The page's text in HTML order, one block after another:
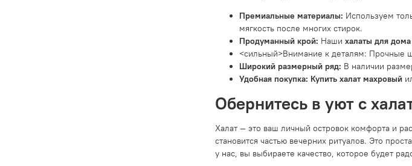
Премиальные материалы: Используем
мягкость после многих стирок.
Продуманный крой: Наши халаты для дома
<сильный>Внимание к деталям: Прочные
Широкий размерный ряд: В наличии
Удобная покупка: Купить халат махровый
Обернитесь в уют с
Халат — это ваш личный островок комфорта и
становится частью вечерних ритуалов. Это
у нас, вы выбираете качество, которое будет